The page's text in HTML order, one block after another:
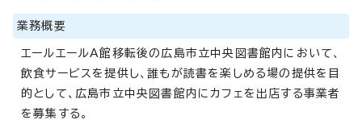
業務概要
エールエールA館移転後の広島市立中央図書館内において、
飲食サービスを提供し、誰もが読書を楽しめる場の提供を目
的として、広島市立中央図書館内にカフェを出店する事業者
を募集する。